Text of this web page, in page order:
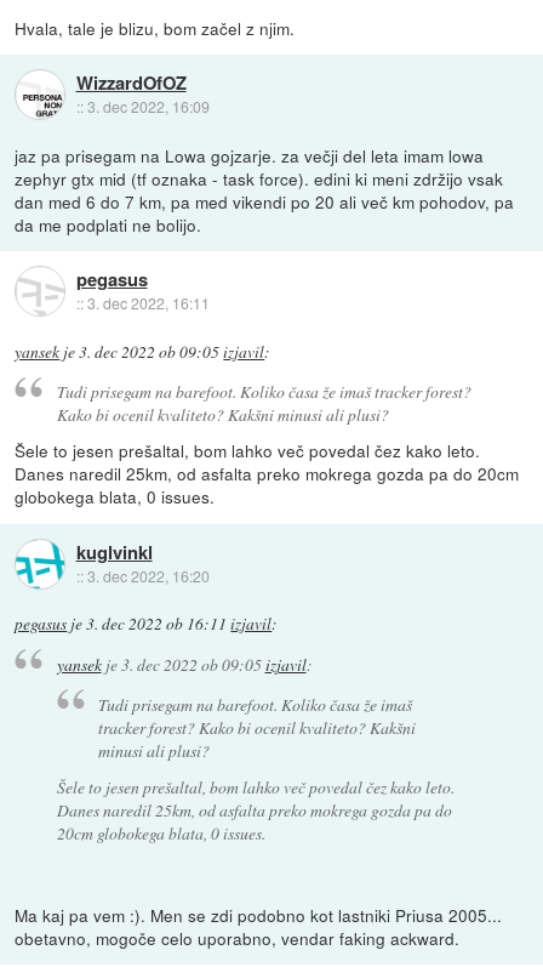
Hvala, tale je blizu, bom začel z njim.
WizzardOfOZ
::3. dec 2022, 16:09
jaz pa prisegam na Lowa gojzarje. za večji del leta imam lowa
zephyr gtx mid (tf oznaka - task force). edini ki meni zdržijo vsak
dan med 6 do 7 km, pa med vikendi po 20 ali več km pohodov, pa
da me podplati ne bolijo.
pegasus
::3. dec 2022, 16:11
yansek je3. dec 2022 ob 09:05izjavil:
Tudi prisegam na barefoot. Koliko časa že imaš tracker forest?
Kako bi ocenil kvaliteto? Kakšni minusi ali plusi?
Šele to jesen prešaltal, bom lahko več povedal čez kako leto.
Danes naredil 25km, od asfalta preko mokrega gozda pa do 20cm
globokega blata, 0 issues.
kuglvinkl
::3. dec 2022, 16:20
pegasus je3. dec 2022 ob 16:11 izjavil:
yansekje3. dec 2022 ob 09:05izjavil:
Tudi prisegam na barefoot. Koliko časa že imaš
tracker forest? Kako bi ocenil kvaliteto? Kakšni
minusi ali plusi?
Šele to jesen prešaltal, bom lahko več povedal čez kako leto.
Danes naredil 25km, od asfalta preko mokrega gozda pa do
20cm globokega blata, 0 issues.
Ma kaj pa vem :). Men se zdi podobno kot lastniki Priusa 2005...
obetavno, mogoče celo uporabno, vendar faking ackward.